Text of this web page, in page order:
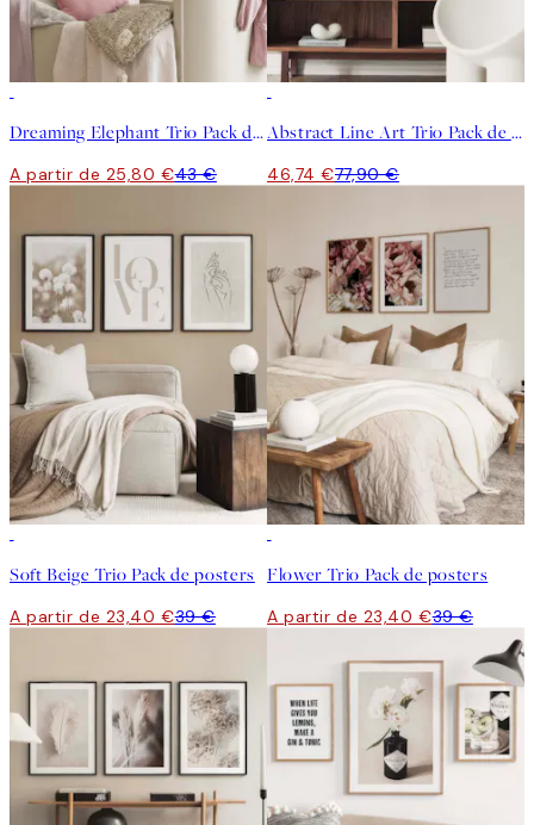
Dreaming Elephant Trio Pack de posters
A partir de 25,80 €43 €
Abstract Line Art Trio Pack de posters
46,74 €77,90 €
Soft Beige Trio Pack de posters
A partir de 23,40 €39 €
Flower Trio Pack de posters
A partir de 23,40 €39 €